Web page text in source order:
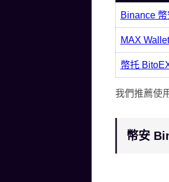
Binance 幣
MAX Wallet
幣托
我們推薦使
幣安